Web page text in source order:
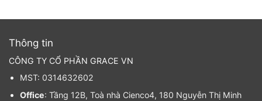
Thông tin
CÔNG TY CỔ PHẦN GRACE VN
MST: 0314632602
Office: Tầng 12B, Toà nhà Cienco4, 180 Nguyễn Thị Minh